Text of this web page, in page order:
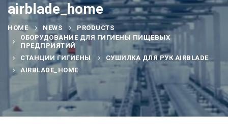
airblade_home
HOME NEWS
PRODUCTS
ОБОРУДОВАНИЕ ДЛЯ ГИГИЕНЫ ПИЩЕВЫХ
ПРЕДПРИЯТИЙ
СТАНЦИИ ГИГИЕНЫ
СУШИЛКА ДЛЯ РУК AIRBLADE
AIRBLADE_HOME